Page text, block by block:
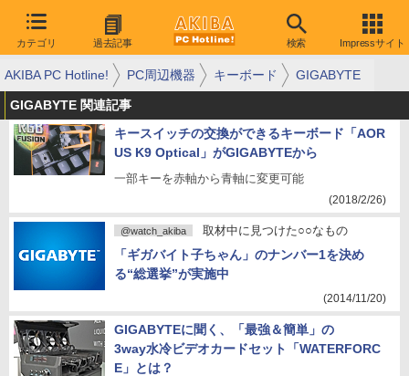
カテゴリ 過去記事 検索 Impressサイト
AKIBA PC Hotline! PC周辺機器 キーボード GIGABYTE
GIGABYTE 関連記事
キースイッチの交換ができるキーボード「AOR
US K9 Optical」がGIGABYTEから
一部キーを赤軸から青軸に変更可能
(2018/2/26)
@watch_akiba 取材中に見つけた○○なもの
「ギガバイト子ちゃん」のナンバー1を決め
る“総選挙”が実施中
(2014/11/20)
GIGABYTEに聞く、「最強＆簡単」の
3way水冷ビデオカードセット「WATERFORC
E」とは？